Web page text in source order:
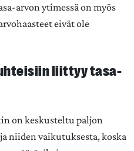
arvon ytimessä on myös
eivät ole
liittyy tasa-
on keskusteltu paljon
niiden vaikutuksesta, koska